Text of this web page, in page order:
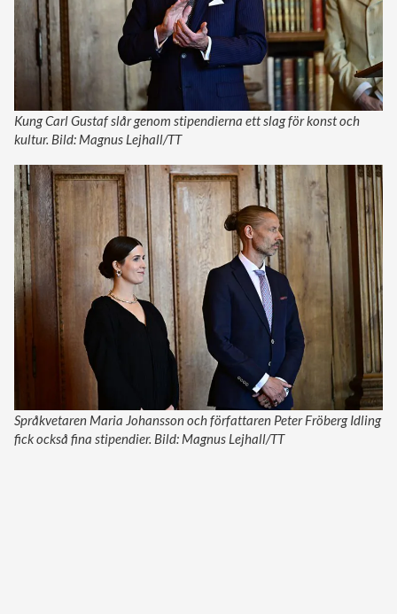
Kung Carl Gustaf slår genom stipendierna ett slag för konst och
kultur. Bild: Magnus Lejhall/TT
Språkvetaren Maria Johansson och författaren Peter Fröberg Idling
fick också fina stipendier. Bild: Magnus Lejhall/TT